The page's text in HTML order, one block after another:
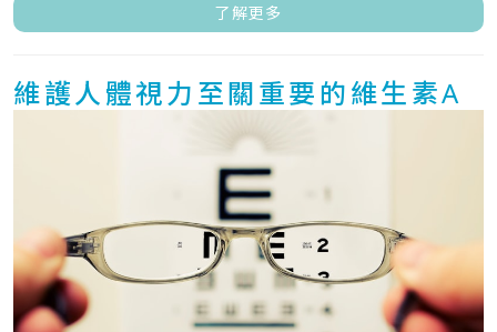
了解更多
維護人體視力至關重要的維生素A